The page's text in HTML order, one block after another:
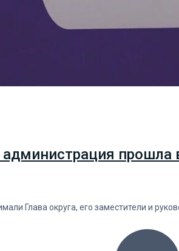
прошла
Глава округа, его заместители и